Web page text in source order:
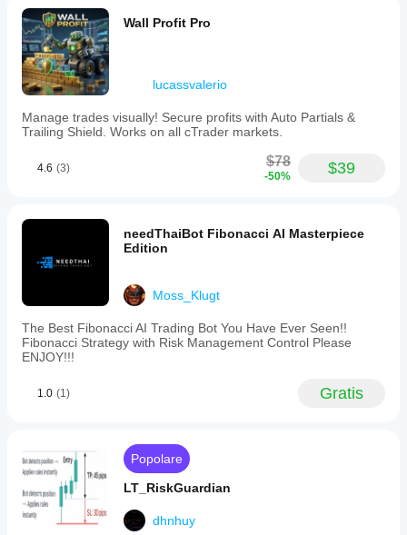
Wall Profit Pro
lucassvalerio
Manage trades visually! Secure profits with Auto Partials &
Trailing Shield. Works on all cTrader markets.
4.6 (3) $78
-50% $39
needThaiBot Fibonacci AI Masterpiece
Edition
Moss_Klugt
The Best Fibonacci AI Trading Bot You Have Ever Seen!!
Fibonacci Strategy with Risk Management Control Please
ENJOY!!!
1.0 (1) Gratis
Popolare
LT_RiskGuardian
dhnhuy